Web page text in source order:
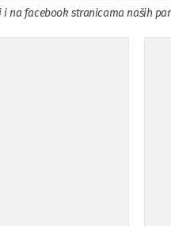
na facebook stranicama naših